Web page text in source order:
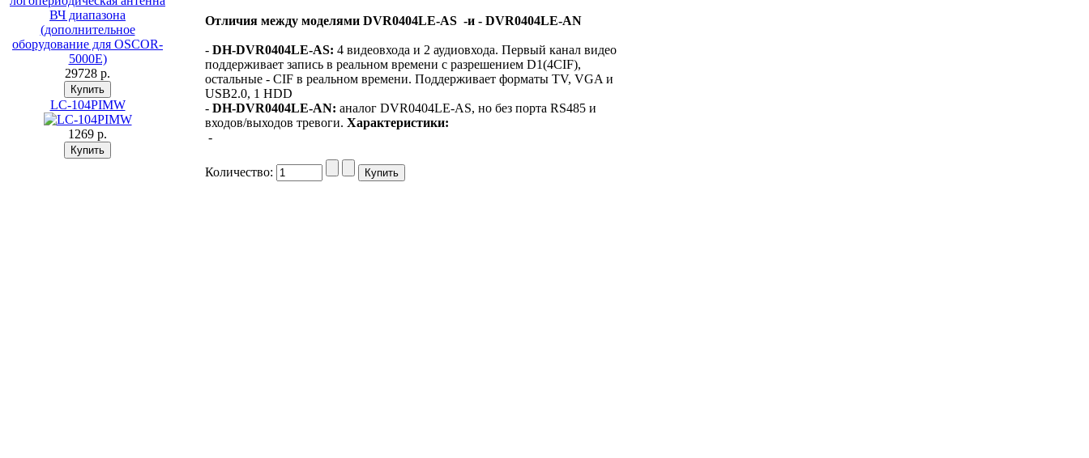
29728 p.
LC-104PIMW
1269 p.
Отличия между моделями DVR0404LE-AS -и - DVR0404LE-AN
- DH-DVR0404LE-AS: 4 видеовхода и 2 аудиовхода. Первый канал видео
поддерживает запись в реальном времени с разрешением D1(4CIF),
остальные - CIF в реальном времени. Поддерживает форматы TV, VGA и
USB2.0, 1 HDD
- DH-DVR0404LE-AN: аналог DVR0404LE-AS, но без порта RS485 и
входов/выходов тревоги. Характеристики:
-
Количество: